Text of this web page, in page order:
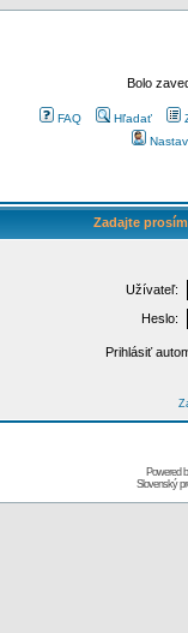
Bolo
FAQ Hľadať
Zadajte
Užívateľ:
Heslo:
Prihlásiť
Powered
Slovenský